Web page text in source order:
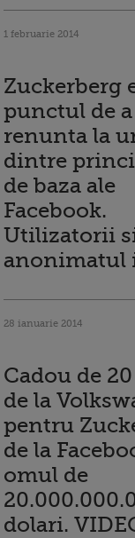
1 februarie 2014
Zuckerberg
punctul de a
renunta la
dintre
de baza ale
Facebook.
Utilizatorii
anonimatul
28 ianuarie 2014
Cadou de
de la
pentru
de la
omul de
dolari.